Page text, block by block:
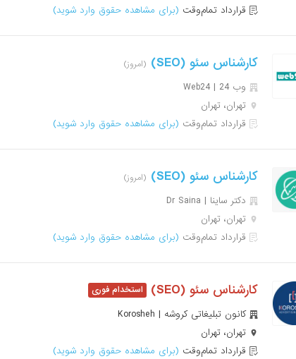
قرارداد تمام‌وقت (برای مشاهده حقوق وارد شوید)
کارشناس سئو (SEO) (امروز)
وب 24 | Web24
تهران، تهران
قرارداد تمام‌وقت (برای مشاهده حقوق وارد شوید)
کارشناس سئو (SEO) (امروز)
دکتر ساینا | Dr Saina
تهران، تهران
قرارداد تمام‌وقت (برای مشاهده حقوق وارد شوید)
کارشناس سئو (SEO)
کانون تبلیغاتی کروشه | Korosheh
تهران، تهران
قرارداد تمام‌وقت (برای مشاهده حقوق وارد شوید)